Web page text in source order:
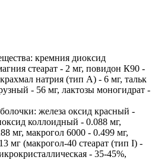
кремния диоксид
стеарат - 2 мг, повидон К90 -
натрия (тип А) - 6 мг, тальк
- 56 мг, лактозы моногидрат -
железа оксид красный -
коллоидный - 0.088 мг,
мг, макрогол 6000 - 0.499 мг,
мг (макрогол-40 стеарат (тип I) -
- 35-45%,